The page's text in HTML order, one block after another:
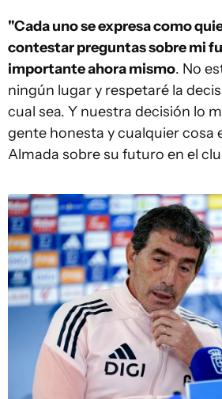
"Cada uno se expresa como
contestar preguntas sobre mi
importante ahora mismo. No
ningún lugar y respetaré la
cual sea. Y nuestra decisión lo
gente honesta y cualquier cosa
Almada sobre su futuro en el